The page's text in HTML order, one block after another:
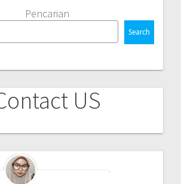
Pencarian
Search
US